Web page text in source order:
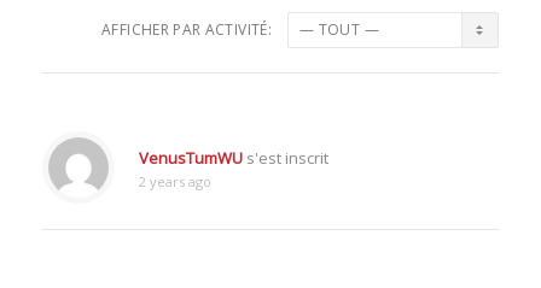
AFFICHER PAR ACTIVITÉ:
VenusTumWU s'est inscrit
2 years ago